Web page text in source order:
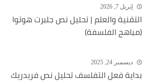
إبريل 7, 2026
التقنية والعلم | تحليل نص جلبرت هوتوا
(مباهج الفلسفة)
ديسمبر 24, 2025
بداية فعل التفلسف تحليل نص فريدريك